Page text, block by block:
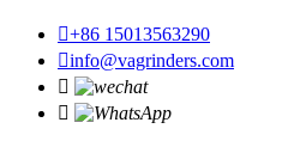
+86 15013563290
info@vagrinders.com

